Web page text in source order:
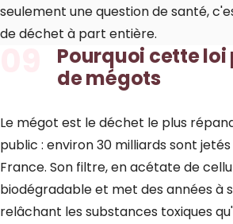
seulement une question de santé,
de déchet à part entière.
Pourquoi cette loi
de mégots
Le mégot est le déchet le plus
public : environ 30 milliards sont
France. Son filtre, en acétate de
biodégradable et met des années à
relâchant les substances toxiques